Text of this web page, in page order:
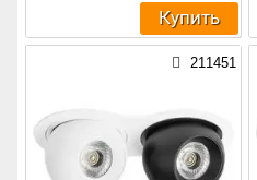
Купить
211451